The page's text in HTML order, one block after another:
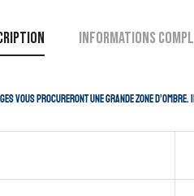
Informations
vous procureront une grande zone